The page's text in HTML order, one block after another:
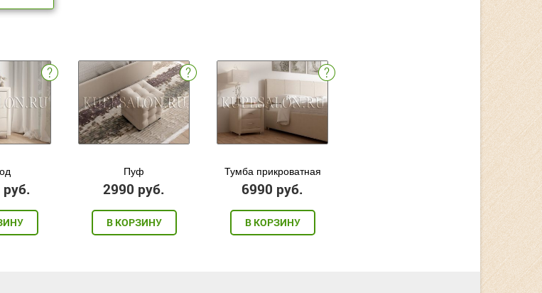
Пуф
2990 руб.
В КОРЗИНУ
Тумба прикроватная
6990 руб.
В КОРЗИНУ